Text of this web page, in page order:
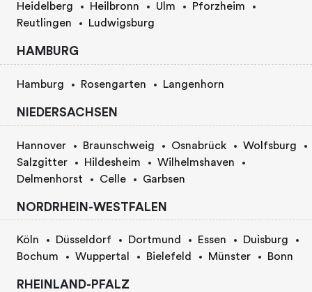
Heidelberg
Heilbronn Ulm
Pforzheim
Reutlingen
Ludwigsburg
HAMBURG
Hamburg Rosengarten Langenhorn
NIEDERSACHSEN
Hannover Braunschweig Osnabrück
Wolfsburg
Salzgitter
Hildesheim
Wilhelmshaven
Delmenhorst
Celle Garbsen
NORDRHEIN-WESTFALEN
Köln Düsseldorf Dortmund Essen
Duisburg
Bochum
Wuppertal Bielefeld Münster Bonn
RHEINLAND-PFALZ